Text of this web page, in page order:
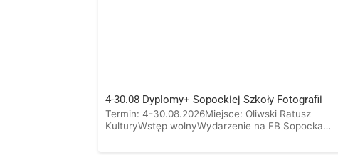
4-30.08 Dyplomy+ Sopockiej Szkoły Fotografii
Termin: 4-30.08.2026Miejsce: Oliwski Ratusz
KulturyWstęp wolnyWydarzenie na FB Sopocka